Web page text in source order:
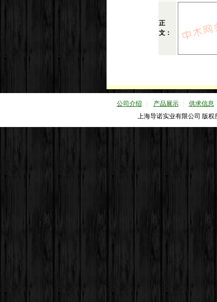
正
文：
公司介绍 | 产品展示 |
供求信息
上海导诺实业有限公司 版